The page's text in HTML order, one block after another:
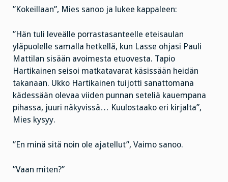
”Kokeillaan”, Mies sanoo ja lukee kappaleen:
”Hän tuli leveälle porrastasanteelle eteisaulan
yläpuolelle samalla hetkellä, kun Lasse ohjasi Pauli
Mattilan sisään avoimesta etuovesta. Tapio
Hartikainen seisoi matkatavarat käsissään heidän
takanaan. Ukko Hartikainen tuijotti sanattomana
kädessään olevaa viiden punnan seteliä kauempana
pihassa, juuri näkyvissä… Kuulostaako eri kirjalta”,
Mies kysyy.
”En minä sitä noin ole ajatellut”, Vaimo sanoo.
”Vaan miten?”